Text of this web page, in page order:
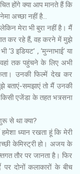
होंगे क्या आप मानते हैं कि
अच्छा नहीं है...
मेरा भी बुरा नहीं है। मैं
कर रहे हैं, वह करने में मुझे
इडियट’ , ‘मुन्नाभाई’ या
तक पहुंचने के लिए अभी
उनकी फिल्में देख कर
बताएं-समझाएं तो मैं उनकी
एजेंडा के तहत भत्र्सना
से था क्या?
ध्यान रखता हूं कि मेरी
केमिस्ट्री हो। अजय के
तौर पर जानता है। फिर
दोनों कलाकारों के बीच